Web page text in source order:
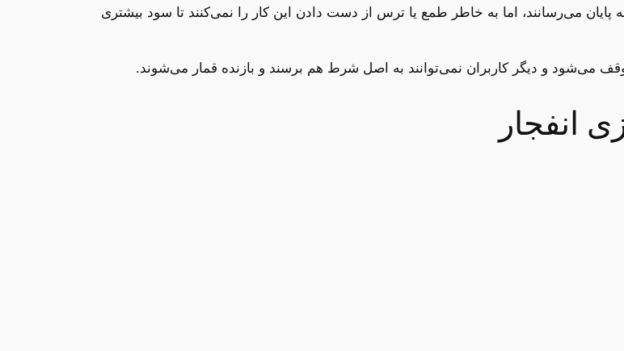
را با برد به پایان می‌رسانند، اما به خاطر طمع یا ترس از دست دادن این کار را نمی‌کنند تا سود بیشتری
می‌شود و دیگر کاربران نمی‌توانند به اصل شرط هم برسند و بازنده قمار می‌شوند.
انفجار